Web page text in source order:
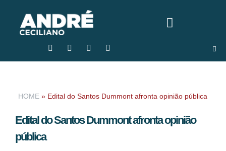
HOME » Edital do Santos Dummont afronta opinião pública
Edital do Santos Dummont afronta opinião
pública